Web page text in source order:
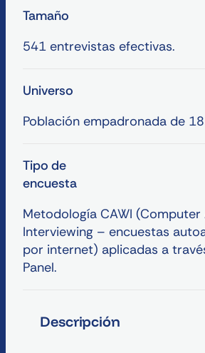
Tamaño
541 entrevistas efectivas.
Universo
Población empadronada de
Tipo de
encuesta
Metodología CAWI (Computer
Interviewing – encuestas
por internet) aplicadas a
Panel.
Descripción